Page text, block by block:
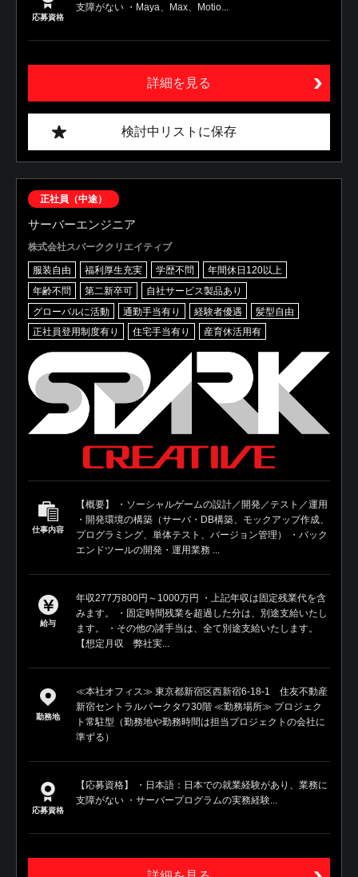
応募資格
支障がない ・Maya、Max、Motio...
詳細を見る
検討中リストに保存
正社員（中途）
サーバーエンジニア
株式会社スパーククリエイティブ
服装自由 福利厚生充実 学歴不問
年間休日120以上
年齢不問
第二新卒可
自社サービス製品あり
グローバルに活動
通勤手当有り 経験者優遇
髪型自由
正社員登用制度有り
住宅手当有り 産育休活用有
仕事内容
【概要】 ・ソーシャルゲームの設計／開発／テスト／運用
・開発環境の構築（サーバ・DB構築、モックアップ作成、
プログラミング、単体テスト、バージョン管理） ・バック
エンドツールの開発・運用業務 ...
給与
年収277万800円～1000万円 ・上記年収は固定残業代を含
みます。 ・固定時間残業を超過した分は、別途支給いたし
ます。 ・その他の諸手当は、全て別途支給いたします。
【想定月収 弊社実...
勤務地
≪本社オフィス≫ 東京都新宿区西新宿6-18-1 住友不動産
新宿セントラルパークタワ30階 ≪勤務場所≫ プロジェク
ト常駐型（勤務地や勤務時間は担当プロジェクトの会社に
準ずる）
応募資格
【応募資格】 ・日本語：日本での就業経験があり、業務に
支障がない ・サーバープログラムの実務経験...